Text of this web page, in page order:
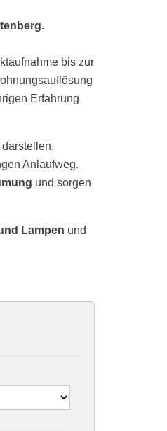
.
bis zur
Erfahrung
darstellen,
Anlaufweg.
und sorgen
Lampen und